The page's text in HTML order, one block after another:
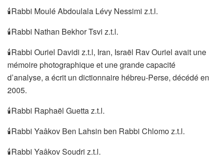
🕯Rabbi Moulé Abdoulala Lévy Nessimi z.t.l.
🕯Rabbi Nathan Bekhor Tsvi z.t.l.
🕯Rabbi Ouriel Davidi z.t.l, Iran, Israël Rav Ouriel avait une
mémoire photographique et une grande capacité
d’analyse, a écrit un dictionnaire hébreu-Perse, décédé en
2005.
🕯Rabbi Raphaël Guetta z.t.l.
🕯Rabbi Yaâkov Ben Lahsin ben Rabbi Chlomo z.t.l.
🕯Rabbi Yaâkov Soudri z.t.l.